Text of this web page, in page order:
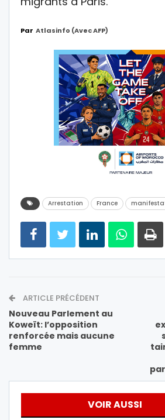
Par Atlasinfo (avec AFP)
Arrestation France
ARTICLE PRÉCÉDENT
Nouveau Parlement au
Koweït: l’opposition
renforcée mais aucune
femme
VOIR AUSSI